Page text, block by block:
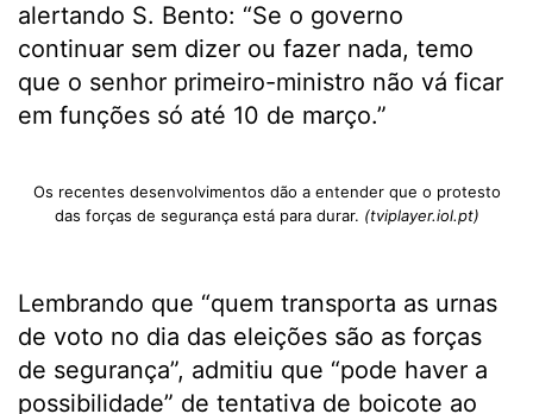
alertando S. Bento: “Se o governo
continuar sem dizer ou fazer nada, temo
que o senhor primeiro-ministro não vá ficar
em funções só até 10 de março.”
Os recentes desenvolvimentos dão a entender que o protesto
das forças de segurança está para durar. (tviplayer.iol.pt)
Lembrando que “quem transporta as urnas
de voto no dia das eleições são as forças
de segurança”, admitiu que “pode haver a
possibilidade” de tentativa de boicote ao